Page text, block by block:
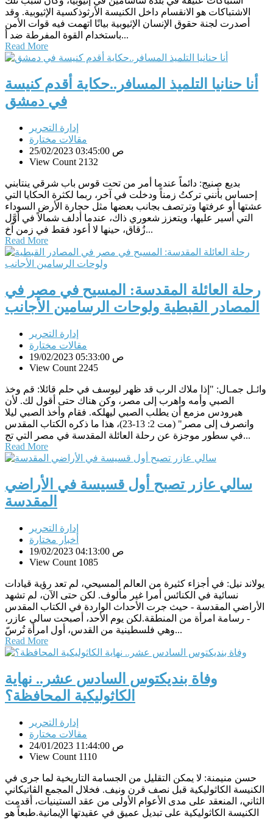
الاشتباكات هو الانقسام داخل الكنيسة الأرثوذكسية الإثيوبية. وقد
أصدرت لجنة حقوق الإنسان الإثيوبية بيانًا اتهمت فيه قوات الأمن
باستخدام القوة المفرطة ضد أ...
Read More
أنا حنانيا التلميذ المسافر..حكاية أقدم كنيسة
في دمشق
إدارة التحرير
مقالات مختارة
25/02/2023 03:45:00 ص
View Count 2132
بديع صنيج: دائماً عندما أمر من تحت قوس باب شرقي ينتابني
إحساس بأنني تركتُ زمناً ودخلت في آخر، ربما لكثرة الحكايا التي
عشتها أو عرفتها وترتصف بجانب بعضها مثل حجارة الأرض السوداء
التي أسير عليها، ويتعزز شعوري ذاك، عندما أدلف شمالاً في أوَّل
زُقاق، حينها لا أعود فقط في زمن آخ...
Read More
رحلة العائلة المقدسة: المسيح في مصر في
المصادر القبطية ولوحات الرسامين الأجانب
إدارة التحرير
مقالات مختارة
19/02/2023 05:33:00 ص
View Count 2245
وائـل جمـال: "إذا ملاك الرب قد ظهر ليوسف في حلم قائلا: قم وخذ
الصبي وأمه واهرب إلى مصر، وكن هناك حتى أقول لك. لأن
هيرودس مزمع أن يطلب الصبي ليهلكه. فقام وأخذ الصبي ليلا
وانصرف إلى مصر" (مت 2: 13-23)، هذا ما ذكره الكتاب المقدس
في سطور موجزة عن رحلة العائلة المقدسة في مصر التي تج...
Read More
سالي عازر تصبح أول قسيسة في الأراضي
المقدسة
إدارة التحرير
أخبار مختارة
19/02/2023 04:13:00 ص
View Count 1085
يولاند نيل: في أجزاء كثيرة من العالم المسيحي، لم تعد رؤية قيادات
نسائية في الكنائس أمرا غير مألوف. لكن حتى الآن، لم تشهد
الأراضي المقدسة - حيث جرت الأحداث الواردة في الكتاب المقدس
- رسامة امرأة من المنطقة.لكن يوم الأحد، أصبحت سالي عازر،
وهي فلسطينية من القدس، أول امرأة تُرسّ...
Read More
وفاة بنديكتوس السادس عشر.. نهاية
الكاثوليكية المحافظة؟
إدارة التحرير
مقالات مختارة
24/01/2023 11:44:00 ص
View Count 1110
حسن منيمنة: لا يمكن التقليل من الجسامة التاريخية لما جرى في
الكنيسة الكاثوليكية قبل نصف قرن ونيف. فخلال المجمع الڤاتيكاني
الثاني، المنعقد على مدى الأعوام الأولى من عقد الستينيات، أقدمت
الكنيسة الكاثوليكية على تبديل عميق في عقيدتها الإيمانية.طبعاً هو